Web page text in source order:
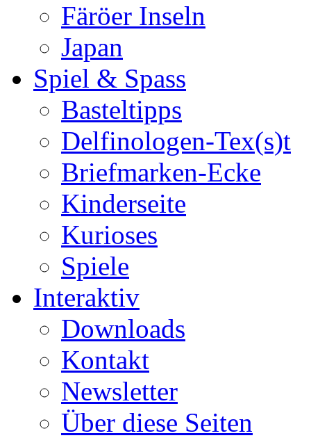
Färöer Inseln
Japan
Spiel & Spass
Basteltipps
Delfinologen-Tex(s)t
Briefmarken-Ecke
Kinderseite
Kurioses
Spiele
Interaktiv
Downloads
Kontakt
Newsletter
Über diese Seiten